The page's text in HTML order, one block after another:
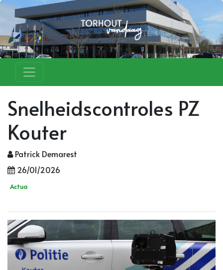
Snelheidscontroles PZ
Kouter
Patrick Demarest
26/01/2026
Actua